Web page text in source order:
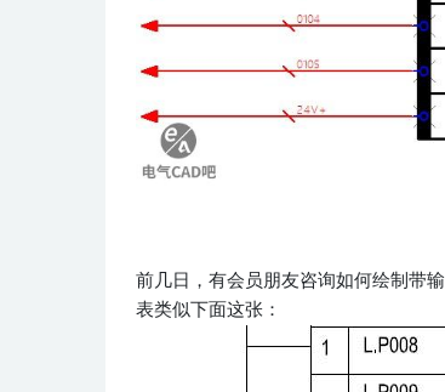
前几日，有会员朋友咨询如何绘制带
表类似下面这张：